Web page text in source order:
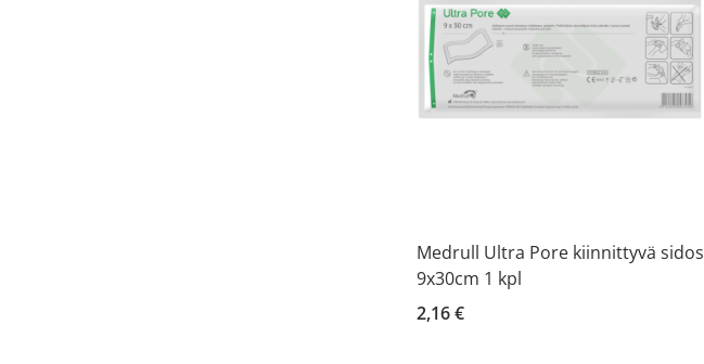
Medrull Ultra Pore kiinnittyvä sidos
9x30cm 1 kpl
2,16 €